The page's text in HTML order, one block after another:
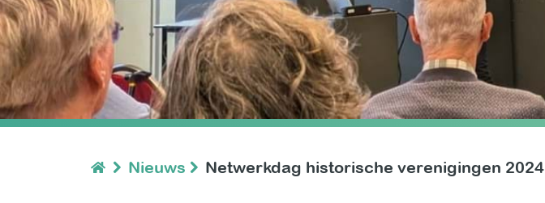
Nieuws Netwerkdag historische verenigingen 2024